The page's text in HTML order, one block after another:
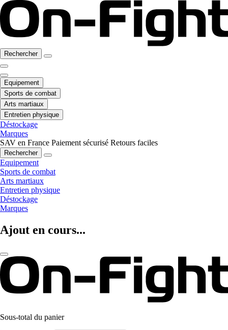
Rechercher
Equipement
Sports de combat
Arts martiaux
Entretien physique
Déstockage
Marques
SAV en France Paiement sécurisé Retours faciles
Rechercher
Equipement
Sports de combat
Arts martiaux
Entretien physique
Déstockage
Marques
Ajout en cours...
Sous-total du panier